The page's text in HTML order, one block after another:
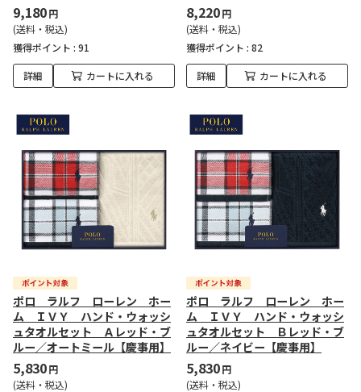
9,180円
(送料・税込)
獲得ポイント : 91
詳細 カートに入れる
8,220円
(送料・税込)
獲得ポイント : 82
詳細 カートに入れる
ポロ ラルフ ローレン ホー
ム ＩＶＹ ハンド・ウォッシ
ュタオルセット Ａレッド・ブ
ルー／オートミール【慶事用】
5,830円
(送料・税込)
ポロ ラルフ ローレン ホー
ム ＩＶＹ ハンド・ウォッシ
ュタオルセット Ｂレッド・ブ
ルー／ネイビー【慶事用】
5,830円
(送料・税込)